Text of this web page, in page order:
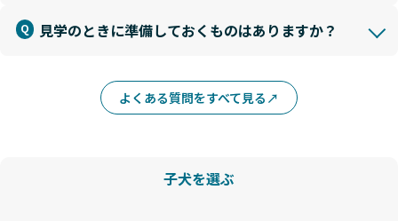
見学のときに準備しておくものはありますか？
よくある質問をすべて見る
子犬を選ぶ